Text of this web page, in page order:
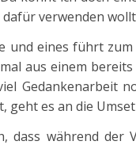
dafür verwenden
und eines führt
aus einem
Gedankenarbeit
geht es an die
dass während der